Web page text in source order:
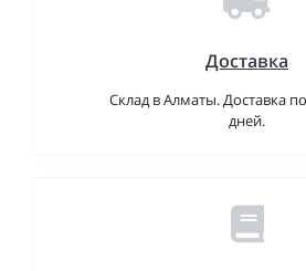
Доставка
Склад в Алматы. Доставка
дней.